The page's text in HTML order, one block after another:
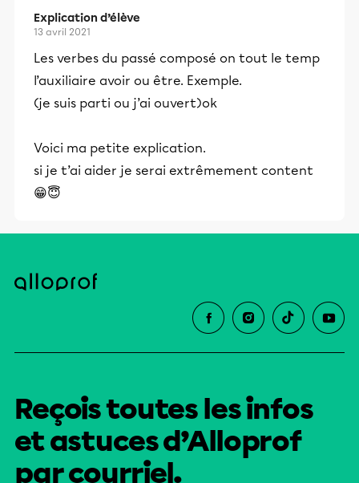
Explication d’élève
13 avril 2021
Les verbes du passé composé on tout le temp
l’auxiliaire avoir ou être. Exemple.
(je suis parti ou j’ai ouvert)ok
Voici ma petite explication.
si je t’ai aider je serai extrêmement content
😁😇
Reçois toutes les infos
et astuces d’Alloprof
par courriel.